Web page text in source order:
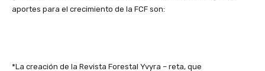
aportes para el crecimiento de la FCF son:
*La creación de la Revista Forestal Yvyra – reta, que